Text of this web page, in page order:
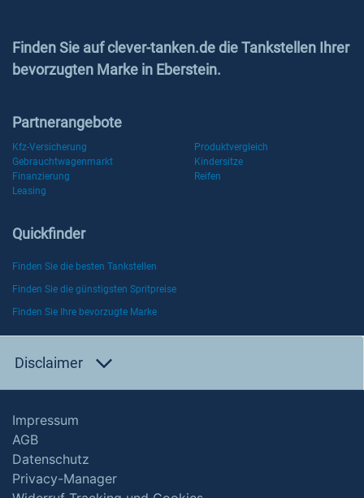
Finden Sie auf clever-tanken.de die Tankstellen Ihrer
bevorzugten Marke in Eberstein.
Partnerangebote
Kfz-Versicherung
Produktvergleich
Gebrauchtwagenmarkt
Kindersitze
Finanzierung
Reifen
Leasing
Quickfinder
Finden Sie die besten Tankstellen
Finden Sie die günstigsten Spritpreise
Finden Sie Ihre bevorzugte Marke
Disclaimer
Impressum
AGB
Datenschutz
Privacy-Manager